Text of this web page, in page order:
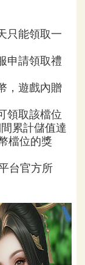
只能領取一
申請領取禮
，遊戲內贈
領取該檔位
累計儲值達
檔位的獎
台官方所